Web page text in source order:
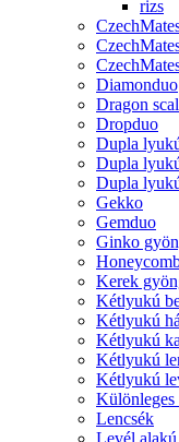
rizs
Diamonduo
Dragon
Dropduo
Dupla
Dupla
Dupla
Gekko
Gemduo
Ginko
Kerek
Kétlyukú
Kétlyukú
Kétlyukú
Kétlyukú
Kétlyukú
Lencsék